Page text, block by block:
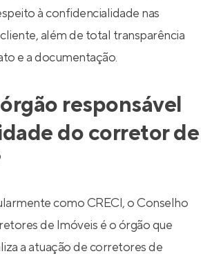
à confidencialidade nas
além de total transparência
e a documentação.
responsável
do corretor de
como CRECI, o Conselho
de Imóveis é o órgão que
a atuação de corretores de